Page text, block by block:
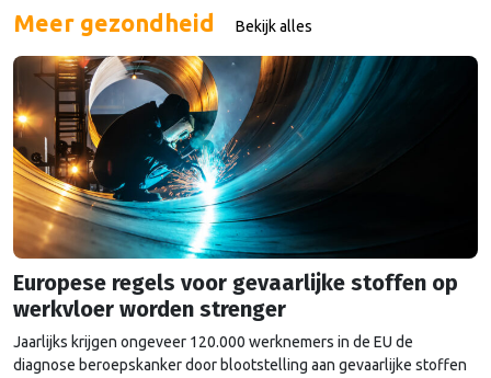
Meer gezondheid Bekijk alles
Europese regels voor gevaarlijke stoffen op
werkvloer worden strenger
Jaarlijks krijgen ongeveer 120.000 werknemers in de EU de
diagnose beroepskanker door blootstelling aan gevaarlijke stoffen